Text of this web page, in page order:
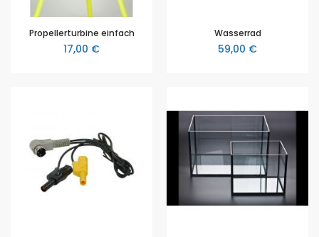
Propellerturbine einfach
17,00 €
Wasserrad
59,00 €